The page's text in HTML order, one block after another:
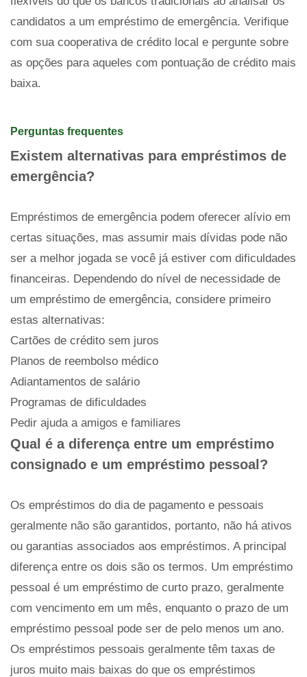
candidatos a um empréstimo de emergência. Verifique
com sua cooperativa de crédito local e pergunte sobre
as opções para aqueles com pontuação de crédito mais
baixa.
Perguntas frequentes
Existem alternativas para empréstimos de
emergência?
Empréstimos de emergência podem oferecer alívio em
certas situações, mas assumir mais dívidas pode não
ser a melhor jogada se você já estiver com dificuldades
financeiras. Dependendo do nível de necessidade de
um empréstimo de emergência, considere primeiro
estas alternativas:
Cartões de crédito sem juros
Planos de reembolso médico
Adiantamentos de salário
Programas de dificuldades
Pedir ajuda a amigos e familiares
Qual ​​é a diferença entre um empréstimo
consignado e um empréstimo pessoal?
Os empréstimos do dia de pagamento e pessoais
geralmente não são garantidos, portanto, não há ativos
ou garantias associados aos empréstimos. A principal
diferença entre os dois são os termos. Um empréstimo
pessoal é um empréstimo de curto prazo, geralmente
com vencimento em um mês, enquanto o prazo de um
empréstimo pessoal pode ser de pelo menos um ano.
Os empréstimos pessoais geralmente têm taxas de
juros muito mais baixas do que os empréstimos